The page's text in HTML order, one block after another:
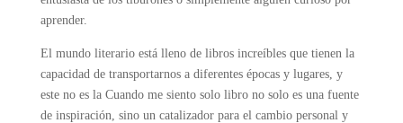
aprender.
El mundo literario está lleno de libros increíbles que tienen la
capacidad de transportarnos a diferentes épocas y lugares, y
este no es la Cuando me siento solo libro no solo es una fuente
de inspiración, sino un catalizador para el cambio personal y